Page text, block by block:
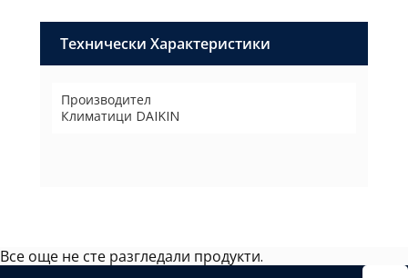
Технически Характеристики
Производител
Климатици DAIKIN
Все още не сте разгледали продукти.